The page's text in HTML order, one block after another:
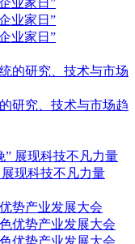
研究、技术与市场趋
现科技不凡力量
势产业发展大会